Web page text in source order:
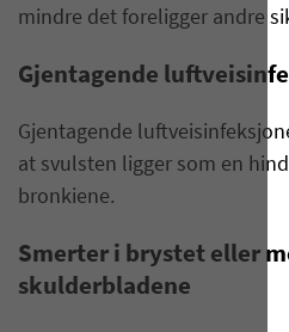
mindre det foreligger andre
Gjentagende
Gjentagende
at svulsten ligger som en
bronkiene.
Smerter i brystet eller
skulderbladene